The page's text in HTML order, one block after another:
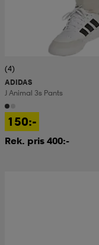
(4)
ADIDAS
J Animal 3s Pants
150:-
Rek. pris 400:-